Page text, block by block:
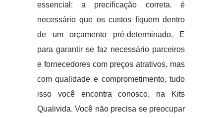
essencial: a precificação correta. é
necessário que os custos fiquem dentro
de um orçamento pré-determinado. E
para garantir se faz necessário parceiros
e fornecedores com preços atrativos, mas
com qualidade e comprometimento, tudo
isso você encontra conosco, na Kits
Qualivida. Você não precisa se preocupar